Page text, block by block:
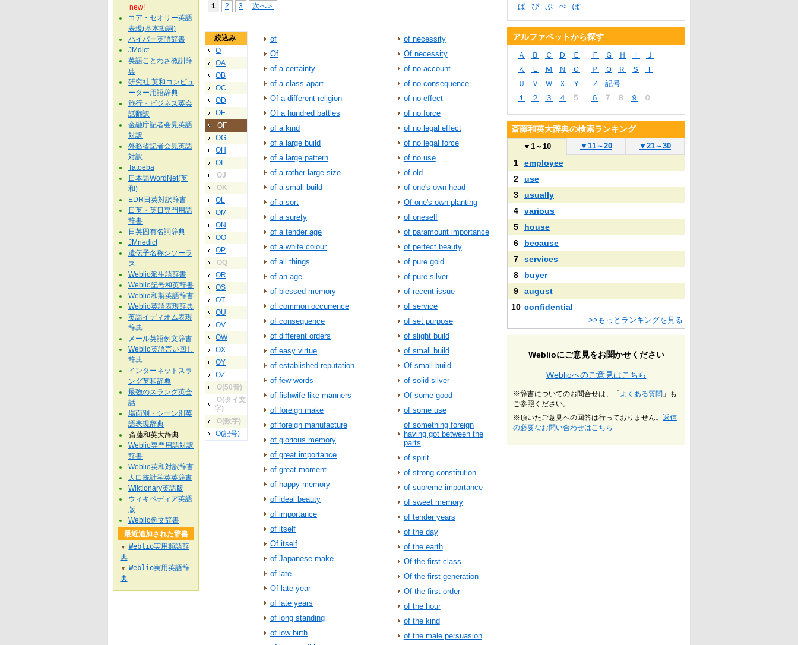
1 2 3 次へ＞
絞込み
O
OA
OB
OC
OD
OE
OF
OG
OH
OI
OJ
OK
OL
OM
ON
OO
OP
OQ
OR
OS
OT
OU
OV
OW
OX
OY
OZ
O(50音)
O(タイ文
字)
O(数字)
O(記号)
of
Of
of a certainty
of a class apart
Of a different religion
Of a hundred battles
of a kind
of a large build
of a large pattern
of a rather large size
of a small build
of a sort
of a surety
of a tender age
of a white colour
of all things
of an age
of blessed memory
of common occurrence
of consequence
of different orders
of easy virtue
of established reputation
of few words
of fishwife-like manners
of foreign make
of foreign manufacture
of glorious memory
of great importance
of great moment
of happy memory
of ideal beauty
of importance
of itself
Of itself
of Japanese make
of late
Of late year
of late years
of long standing
of low birth
of necessity
Of necessity
of no account
of no consequence
of no effect
of no force
of no legal effect
of no legal force
of no use
of old
of one's own head
Of one's own planting
of oneself
of paramount importance
of perfect beauty
of pure gold
of pure silver
of recent issue
of service
of set purpose
of slight build
of small build
Of small build
of solid silver
Of some good
of some use
of something foreign
having got between the
parts
of spirit
of strong constitution
of supreme importance
of sweet memory
of tender years
of the day
of the earth
Of the first class
Of the first generation
Of the first order
of the hour
of the kind
of the male persuasion
new!
コア・セオリー英語
表現(基本動詞)
ハイパー英語辞書
JMdict
英語ことわざ教訓辞
典
研究社 英和コンピュ
ーター用語辞典
旅行・ビジネス英会
話翻訳
金融庁記者会見英語
対訳
外務省記者会見英語
対訳
Tatoeba
日本語WordNet(英
和)
EDR日英対訳辞書
日英・英日専門用語
辞書
日英固有名詞辞典
JMnedict
遺伝子名称シソーラ
ス
Weblio派生語辞書
Weblio記号和英辞書
Weblio和製英語辞書
Weblio英語表現辞典
英語イディオム表現
辞典
メール英語例文辞書
Weblio英語言い回し
辞典
インターネットスラ
ング英和辞典
最強のスラング英会
話
場面別・シーン別英
語表現辞典
斎藤和英大辞典
Weblio専門用語対訳
辞書
Weblio英和対訳辞書
人口統計学英英辞書
Wiktionary英語版
ウィキペディア英語
版
Weblio例文辞書
最近追加された辞書
▼
Weblio実用類語辞
典
▼
Weblio実用英語辞
典
ぱ
ぴ ぷ ぺ ぽ
アルファベットから探す
Ａ Ｂ Ｃ Ｄ Ｅ Ｆ Ｇ Ｈ Ｉ
Ｊ
Ｋ
Ｌ Ｍ Ｎ Ｏ Ｐ Ｑ Ｒ Ｓ
Ｔ
Ｕ
Ｖ Ｗ Ｘ Ｙ Ｚ
記号
１
２ ３ ４ ５ ６ ７ ８ ９ ０
斎藤和英大辞典の検索ランキング
▼ 1～10 ▼ 11～20 ▼ 21～30
1
employee
2
use
3
usually
4
various
5
house
6
because
7
services
8
buyer
9
august
10 confidential
>>もっとランキングを見る
Weblioにご意見をお聞かせください
Weblioへのご意見はこちら
※辞書についてのお問合せは、「 よくある質問 」も
ご参照ください。
※頂いたご意見への回答は行っておりません。 返信
の必要なお問い合わせはこちら